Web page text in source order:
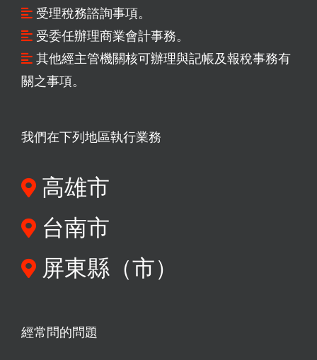
受理稅務諮詢事項。
受委任辦理商業會計事務。
其他經主管機關核可辦理與記帳及報稅事務有
關之事項。
我們在下列地區執行業務
高雄市
台南市
屏東縣（市）
經常問的問題